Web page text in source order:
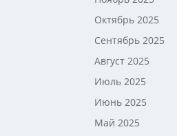
Октябрь 2025
Сентябрь 2025
Август 2025
Июль 2025
Июнь 2025
Май 2025